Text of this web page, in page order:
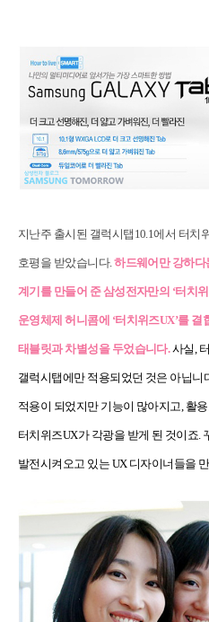
지난주 출시된 갤럭시탭10.1에서 터치
호평을 받았습니다.하드웨어만 강하다
계기를 만들어 준 삼성전자만의 ‘터치
운영체제 허니콤에 ‘터치위즈UX’를
태블릿과 차별성을 두었습니다.사실,
갤럭시탭에만 적용되었던 것은 아닙니
적용이 되었지만 기능이 많아지고, 활
터치위즈UX가 각광을 받게 된 것이죠.
발전시켜오고 있는 UX 디자이너들을